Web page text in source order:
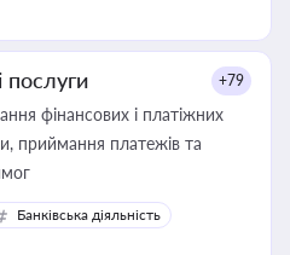
послуги +79
фінансових і платіжних
Банківська діяльність